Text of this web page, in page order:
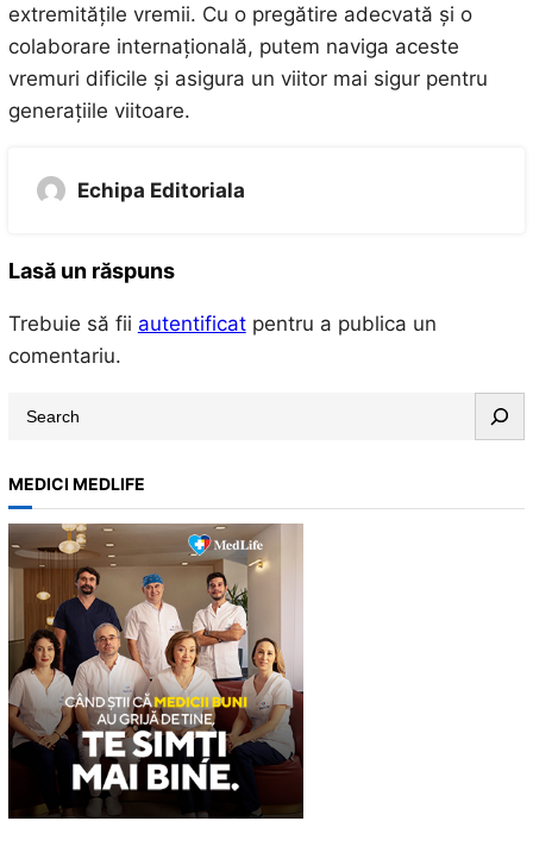
extremitățile vremii. Cu o pregătire adecvată și o
colaborare internațională, putem naviga aceste
vremuri dificile și asigura un viitor mai sigur pentru
generațiile viitoare.
Echipa Editoriala
Lasă un răspuns
Trebuie să fii autentificatpentru a publica un
comentariu.
r
c
h
MEDICI MEDLIFE